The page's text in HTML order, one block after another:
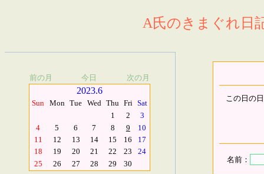
A氏のきまぐれ日
前の月 今日 次の月
2023.6
Sun Mon Tue Wed Thu Fri Sat
1
2
3
4
5 6 7 8 9
10
11
12 13 14 15 16
17
18
19 20 21 22 23
24
25
26 27 28 29 30
この日の
名前：